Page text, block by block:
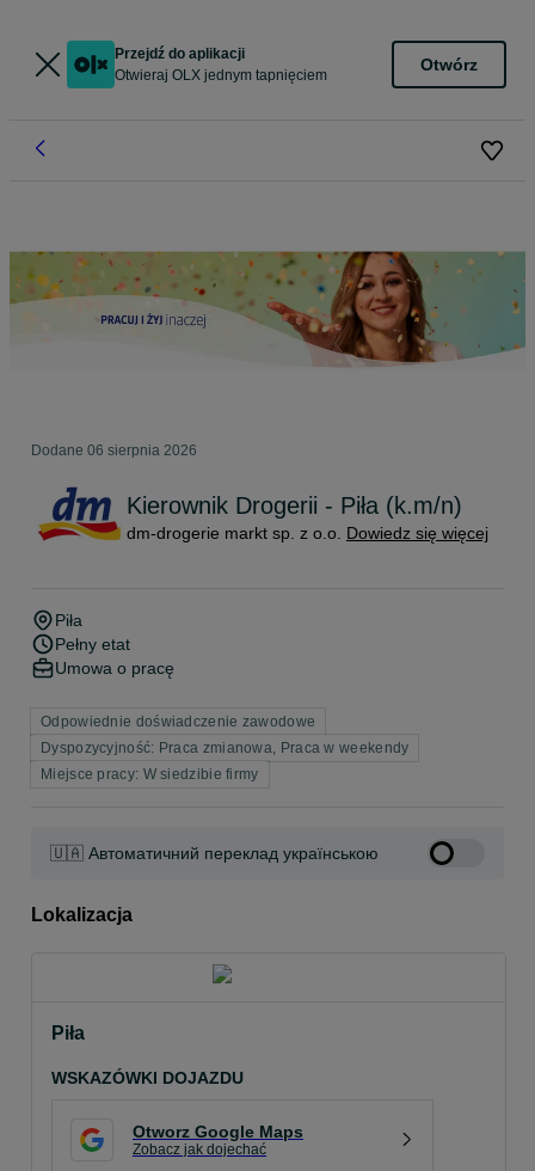
Przejdź do aplikacji
Otwieraj OLX jednym tapnięciem
Otwórz
Dodane 06 sierpnia 2026
Kierownik Drogerii - Piła (k.m/n)
dm-drogerie markt sp. z o.o. Dowiedz się więcej
Piła
Pełny etat
Umowa o pracę
Odpowiednie doświadczenie zawodowe
Dyspozycyjność: Praca zmianowa, Praca w weekendy
Miejsce pracy: W siedzibie firmy
🇺🇦 Автоматичний переклад українською
Lokalizacja
Piła
WSKAZÓWKI DOJAZDU
Otworz Google Maps
Zobacz jak dojechać